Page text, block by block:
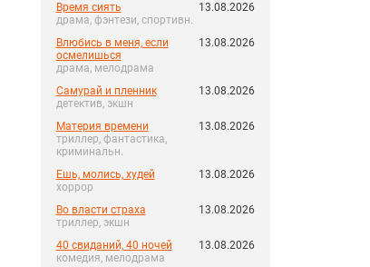
Время сиять
драма, фэнтези, спортивн.
13.08.2026
Влюбись в меня, если
осмелишься
драма, мелодрама
13.08.2026
Самурай и пленник
детектив, экшн
13.08.2026
Материя времени
триллер, фантастика,
криминальн.
13.08.2026
Ешь, молись, худей
хоррор
13.08.2026
Во власти страха
триллер, экшн
13.08.2026
40 свиданий, 40 ночей
комедия, мелодрама
13.08.2026